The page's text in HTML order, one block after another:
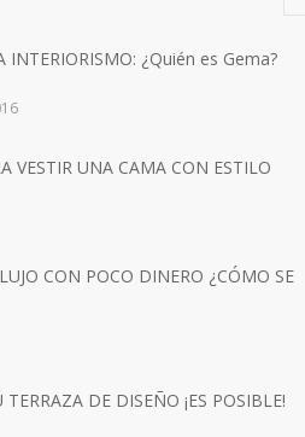
INTERIORISMO: ¿Quién es Gema?
VESTIR UNA CAMA CON ESTILO
CON POCO DINERO ¿CÓMO SE
TERRAZA DE DISEÑO ¡ES POSIBLE!